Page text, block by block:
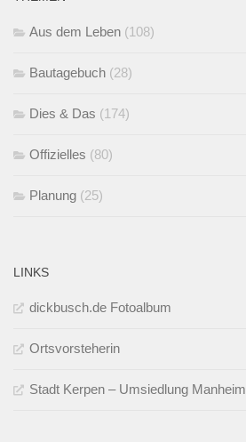
Aus dem Leben (108)
Bautagebuch (28)
Dies & Das (174)
Offizielles (80)
Planung (25)
LINKS
dickbusch.de Fotoalbum
Ortsvorsteherin
Stadt Kerpen – Umsiedlung Manheim